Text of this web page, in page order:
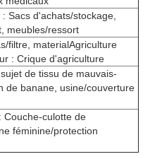
Sacs d'achats/stockage,
meubles/ressort
filtre, materialAgriculture
: Crique d'agriculture
de tissu de mauvais-
de banane, usine/couverture
Couche-culotte de
féminine/protection